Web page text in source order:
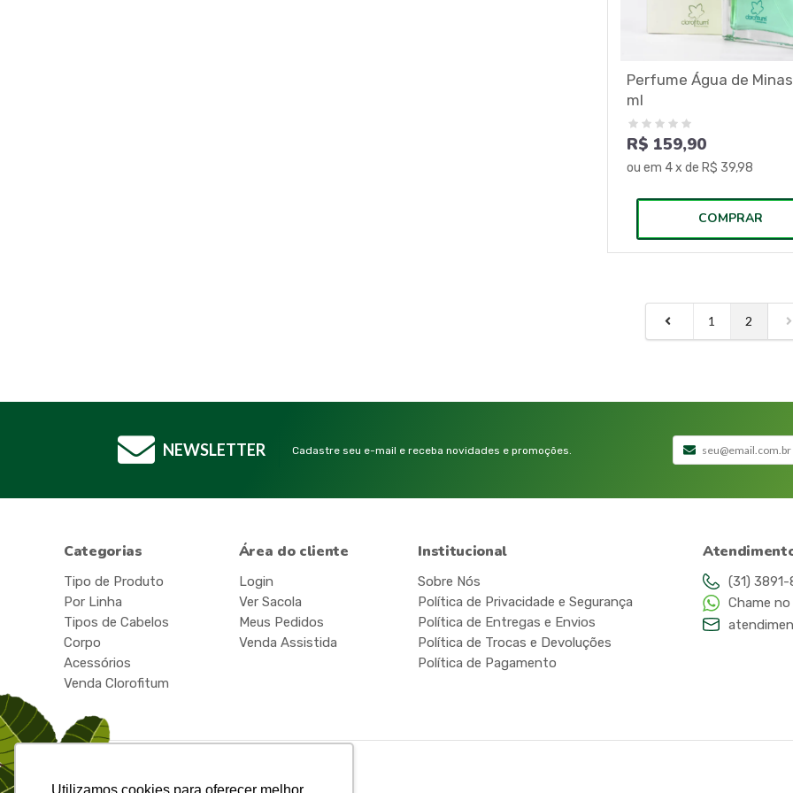
Utilizamos cookies para oferecer melhor
Perfume Água de
ml
R$ 159,90
ou em 4x de R$ 39,98
COMPRAR
1 2
NEWSLETTER Cadastre seu e-mail e receba novidades e promoções.
Categorias
Tipo de Produto
Por Linha
Tipos de Cabelos
Corpo
Acessórios
Venda Clorofitum
Área do cliente
Login
Ver Sacola
Meus Pedidos
Venda Assistida
Institucional
Sobre Nós
Política de Privacidade e Segurança
Política de Entregas e Envios
Política de Trocas e Devoluções
Política de Pagamento
(31)
Chame